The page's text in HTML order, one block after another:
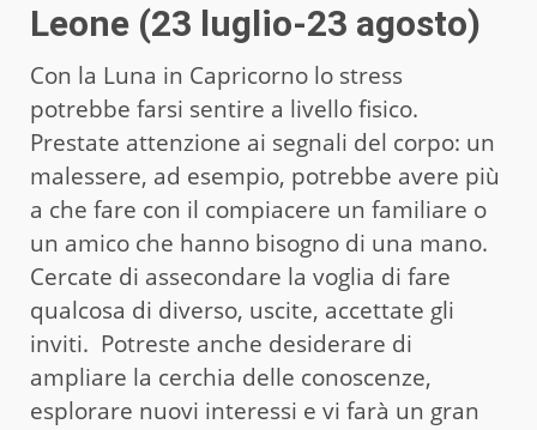
Leone (23 luglio-23 agosto)
Con la Luna in Capricorno lo stress
potrebbe farsi sentire a livello fisico.
Prestate attenzione ai segnali del corpo: un
malessere, ad esempio, potrebbe avere più
a che fare con il compiacere un familiare o
un amico che hanno bisogno di una mano.
Cercate di assecondare la voglia di fare
qualcosa di diverso, uscite, accettate gli
inviti. Potreste anche desiderare di
ampliare la cerchia delle conoscenze,
esplorare nuovi interessi e vi farà un gran